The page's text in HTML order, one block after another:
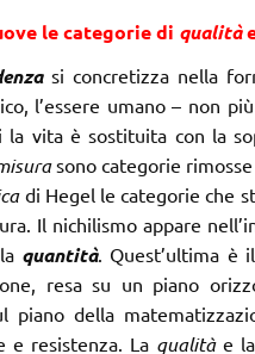
le categorie di qualità
si concretizza nella
l’essere umano – non
la vita è sostituita con la
sono categorie
di Hegel le categorie che
Il nichilismo appare
quantità. Quest’ultima è
resa su un piano
piano della
e resistenza. La qualitàe la